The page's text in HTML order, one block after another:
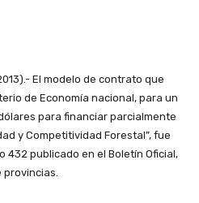
El modelo de contrato que
de Economía nacional, para un
para financiar parcialmente
y Competitividad Forestal”, fue
publicado en el Boletín Oficial,
provincias.